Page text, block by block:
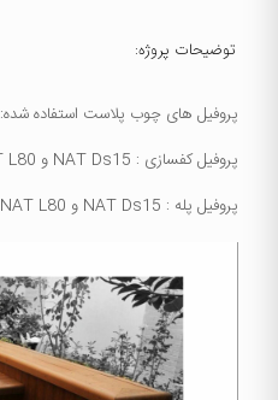
توضیحات پروژه:
پروفیل های چوب پلاست استفاده شده:
پروفیل کفسازی : NAT Ds15 و NAT L80
پروفیل پله : NAT Ds15 و NAT L80